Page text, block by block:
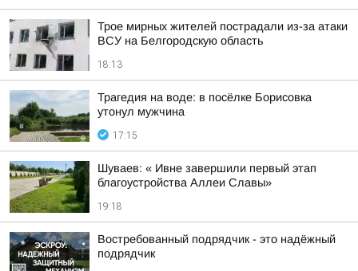
Трое мирных жителей пострадали из-за атаки
ВСУ на Белгородскую область
18:13
Трагедия на воде: в посёлке Борисовка
утонул мужчина
17:15
Шуваев: « Ивне завершили первый этап
благоустройства Аллеи Славы»
19:18
Востребованный подрядчик - это надёжный
подрядчик